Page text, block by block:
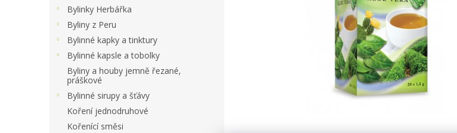
Bylinky Herbářka
Byliny z Peru
Bylinné kapky a tinktury
Bylinné kapsle a tobolky
Byliny a houby jemně řezané,
práškové
Bylinné sirupy a šťávy
Koření jednodruhové
Kořenící směsi